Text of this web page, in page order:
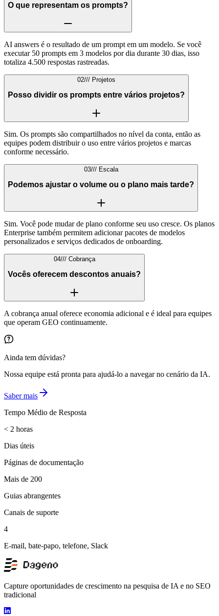
O que representam os prompts?
AI answers é o resultado de um prompt em um modelo. Se você
executar 50 prompts em 3 modelos por dia durante 30 dias, isso
totaliza 4.500 respostas rastreadas.
02/// Projetos
Posso dividir os prompts entre vários projetos?
Sim. Os prompts são compartilhados no nível da conta, então as
equipes podem distribuir o uso entre vários projetos e marcas
conforme necessário.
03/// Escala
Podemos ajustar o volume ou o plano mais tarde?
Sim. Você pode mudar de plano conforme seu uso cresce. Os planos
Enterprise também permitem adicionar pacotes de modelos
personalizados e serviços dedicados de onboarding.
04/// Cobrança
Vocês oferecem descontos anuais?
A cobrança anual oferece economia adicional e é ideal para equipes
que operam GEO continuamente.
Ainda tem dúvidas?
Nossa equipe está pronta para ajudá-lo a navegar no cenário da IA.
Saber mais
Tempo Médio de Resposta
< 2 horas
Dias úteis
Páginas de documentação
Mais de 200
Guias abrangentes
Canais de suporte
4
E-mail, bate-papo, telefone, Slack
Capture oportunidades de crescimento na pesquisa de IA e no SEO
tradicional